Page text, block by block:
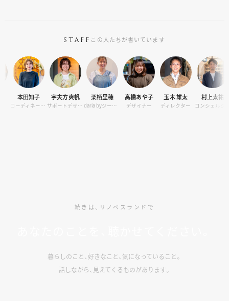
STAFF この人たちが書いています
田知子
コーディネーター
宇夫方爽帆
サポートデザイナー
栗栖里穂
daria byジーバーFOOD マネージャー
高橋あや子
デザイナー
玉木 雄太
ディレクター
村上太祐
コンシェルジュ
続きは、リノベスランドで
暮らしのこと、好きなこと、気になっていること。
話しながら、見えてくるものがあります。